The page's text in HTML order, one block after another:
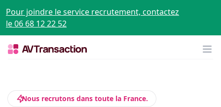
Pour joindre le service recrutement, contactez
le 06 68 12 22 52
Nous recrutons dans toute la France.